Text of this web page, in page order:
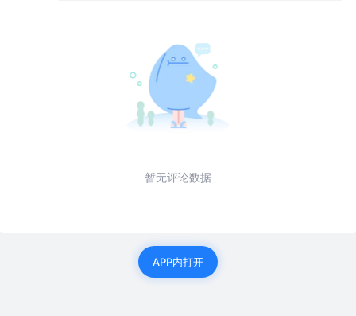
暂无评论数据
APP内打开